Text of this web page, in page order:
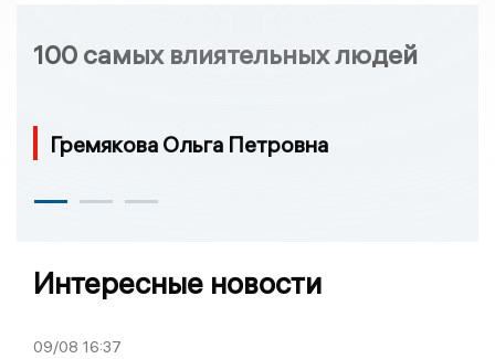
100 самых влиятельных людей
Гремякова Ольга Петровна
Интересные новости
09/08 16:37